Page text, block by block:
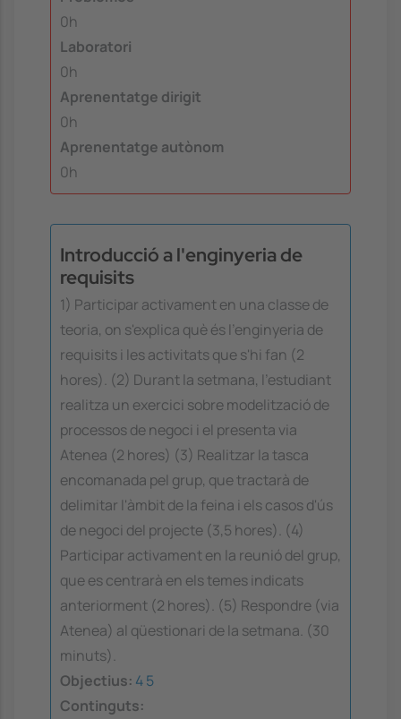
0h
Laboratori
0h
Aprenentatge dirigit
0h
Aprenentatge autònom
0h
Introducció a l'enginyeria de
requisits
1) Participar activament en una classe de
teoria, on s'explica què és l'enginyeria de
requisits i les activitats que s'hi fan (2
hores). (2) Durant la setmana, l'estudiant
realitza un exercici sobre modelització de
processos de negoci i el presenta via
Atenea (2 hores) (3) Realitzar la tasca
encomanada pel grup, que tractarà de
delimitar l'àmbit de la feina i els casos d'ús
de negoci del projecte (3,5 hores). (4)
Participar activament en la reunió del grup,
que es centrarà en els temes indicats
anteriorment (2 hores). (5) Respondre (via
Atenea) al qüestionari de la setmana. (30
minuts).
Objectius: 45
Continguts: